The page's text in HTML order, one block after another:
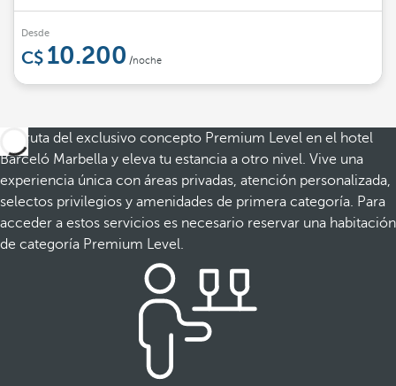
Desde
10.200 /noche
Disfruta del exclusivo concepto Premium Level en el hotel
Barceló Marbella y eleva tu estancia a otro nivel. Vive una
experiencia única con áreas privadas, atención personalizada,
selectos privilegios y amenidades de primera categoría. Para
acceder a estos servicios es necesario reservar una habitación
de categoría Premium Level.